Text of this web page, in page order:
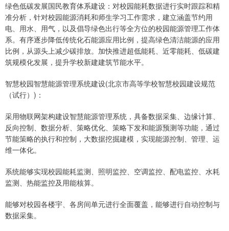
绿色低碳发展国民教育体系建设：对校园能耗数据进行实时跟踪和精
准分析，针对校园能源消耗和师生学习工作需求，建立涵盖节约用
电、用水、用气，以及倡导绿色出行等全方位的校园能源管理工作体
系。有序逐步降低传统化石能源应用比例，提高绿色清洁能源的应用
比例，从源头上减少碳排放。加快推进超低能耗、近零能耗、低碳建
筑规模化发展，提升学校新建建筑节能水平。
智慧校园智慧能源管理系统建设(北京市高等学校智慧校园建设规范
（试行）)：
采用物联网架构建设智慧能源管理系统，具备数据采集、边缘计算、
反向控制、数据分析、策略优化、策略下发和能源预测等功能，通过
节能策略的执行和控制，大数据挖掘建模，实现能源控制、管理、运
维一体化。
系统能够实现校园能耗监测、照明监控、空调监控、配电监控、水耗
监测、热能监控及用能核算。
能够对校园各楼宇、各房间单元进行全面覆盖，能够进行自动控制与
数据采集。